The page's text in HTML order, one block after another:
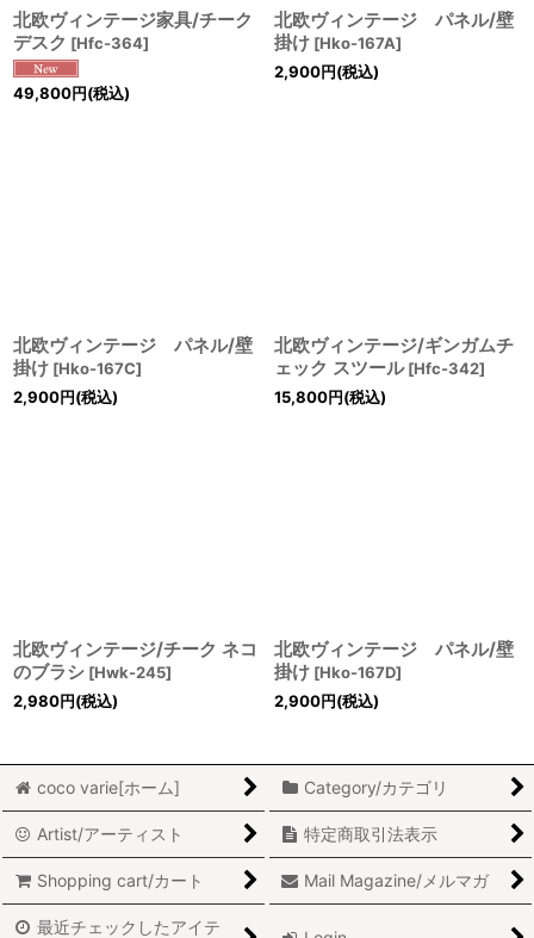
北欧ヴィンテージ家具/チーク
デスク [Hfc-364]
49,800円(税込)
北欧ヴィンテージ パネル/壁
掛け [Hko-167A]
2,900円(税込)
北欧ヴィンテージ パネル/壁
掛け [Hko-167C]
2,900円(税込)
北欧ヴィンテージ/ギンガムチ
ェック スツール [Hfc-342]
15,800円(税込)
北欧ヴィンテージ/チーク ネコ
のブラシ [Hwk-245]
2,980円(税込)
北欧ヴィンテージ パネル/壁
掛け [Hko-167D]
2,900円(税込)
coco varie[ホーム] Category/カテゴリ
Artist/アーティスト 特定商取引法表示
Shopping cart/カート Mail Magazine/メルマガ
最近チェックしたアイテ